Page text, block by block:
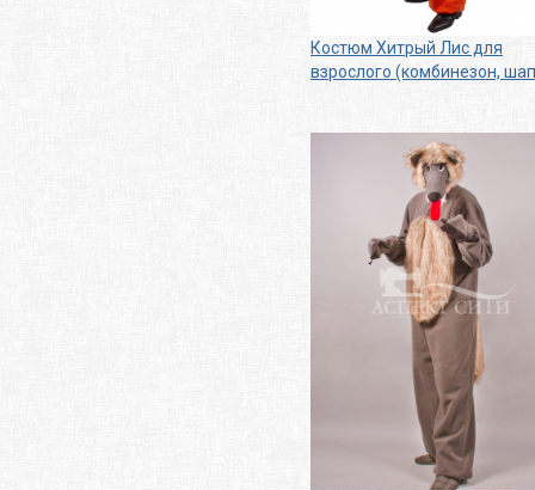
Костюм Хитрый Лис для
взрослого (комбинезон,